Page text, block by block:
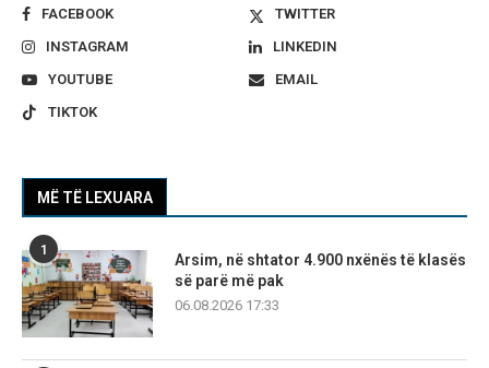
FACEBOOK
TWITTER
INSTAGRAM
LINKEDIN
YOUTUBE
EMAIL
TIKTOK
MË TË LEXUARA
1
Arsim, në shtator 4.900 nxënës të klasës
së parë më pak
06.08.2026 17:33